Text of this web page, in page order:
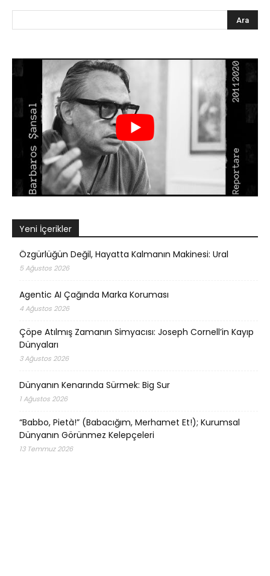
Yeni İçerikler
Özgürlüğün Değil, Hayatta Kalmanın Makinesi: Ural
5 Ağustos 2026
Agentic AI Çağında Marka Koruması
4 Ağustos 2026
Çöpe Atılmış Zamanın Simyacısı: Joseph Cornell’in Kayıp
Dünyaları
3 Ağustos 2026
Dünyanın Kenarında Sürmek: Big Sur
1 Ağustos 2026
“Babbo, Pietà!” (Babacığım, Merhamet Et!); Kurumsal
Dünyanın Görünmez Kelepçeleri
13 Temmuz 2026